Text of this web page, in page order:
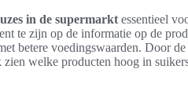
in de supermarkt essentieel
te zijn op de informatie op de
betere voedingswaarden. Door
welke producten hoog in